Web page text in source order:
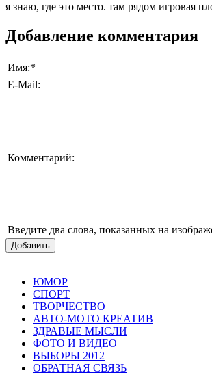
я знаю, где это место. там рядом игровая
Добавление комментария
Имя:*
E-Mail:
Комментарий:
Введите два слова, показанных на
Добавить
ЮМОР
СПОРТ
ТВОРЧЕСТВО
АВТО-МОТО КРЕАТИВ
ЗДРАВЫЕ МЫСЛИ
ФОТО И ВИДЕО
ВЫБОРЫ 2012
ОБРАТНАЯ СВЯЗЬ